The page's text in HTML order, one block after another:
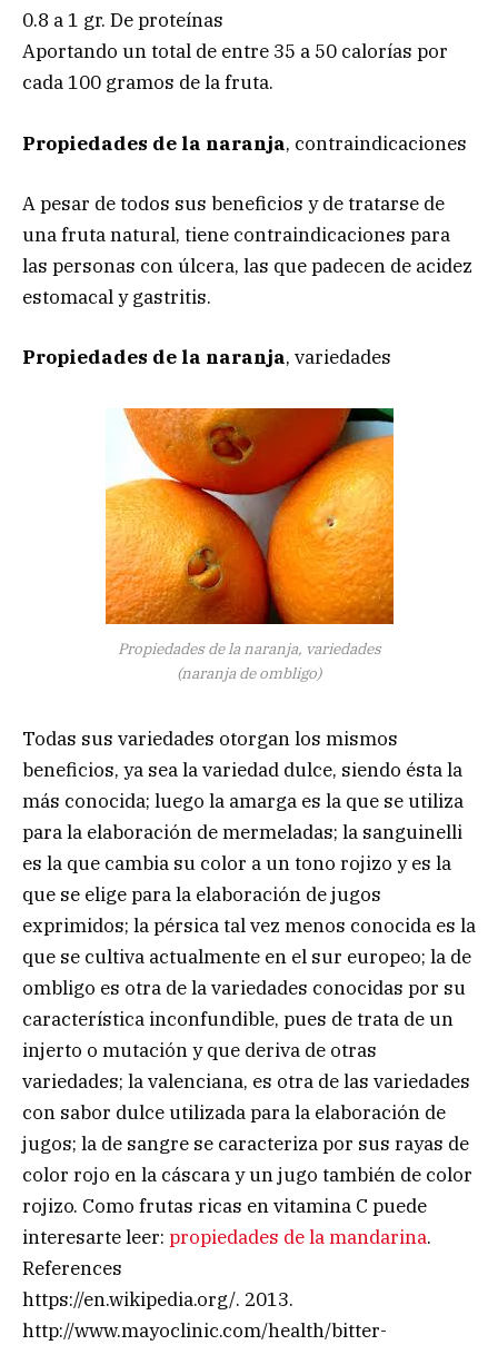
0.8 a 1 gr. De proteínas
Aportando un total de entre 35 a 50 calorías por
cada 100 gramos de la fruta.
Propiedades de la naranja, contraindicaciones
A pesar de todos sus beneficios y de tratarse de
una fruta natural, tiene contraindicaciones para
las personas con úlcera, las que padecen de acidez
estomacal y gastritis.
Propiedades de la naranja, variedades
Propiedades de la naranja, variedades
(naranja de ombligo)
Todas sus variedades otorgan los mismos
beneficios, ya sea la variedad dulce, siendo ésta la
más conocida; luego la amarga es la que se utiliza
para la elaboración de mermeladas; la sanguinelli
es la que cambia su color a un tono rojizo y es la
que se elige para la elaboración de jugos
exprimidos; la pérsica tal vez menos conocida es la
que se cultiva actualmente en el sur europeo; la de
ombligo es otra de la variedades conocidas por su
característica inconfundible, pues de trata de un
injerto o mutación y que deriva de otras
variedades; la valenciana, es otra de las variedades
con sabor dulce utilizada para la elaboración de
jugos; la de sangre se caracteriza por sus rayas de
color rojo en la cáscara y un jugo también de color
rojizo. Como frutas ricas en vitamina C puede
interesarte leer: propiedades de la mandarina.
References
https://en.wikipedia.org/. 2013.
http://www.mayoclinic.com/health/bitter-